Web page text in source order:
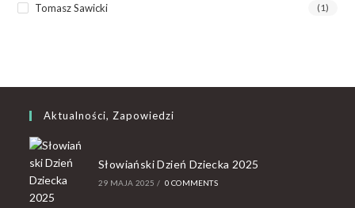
Tomasz Sawicki (1)
Aktualności, Zapowiedzi
Słowiański Dzień Dziecka 2025
29 MAJA 2025 / 0 COMMENTS